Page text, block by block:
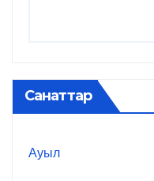
Санаттар
Ауыл